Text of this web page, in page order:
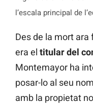
l’escala principal de
Des de la mort ara
era el titular del
Montemayor ha
posar-lo al seu
amb la propietat